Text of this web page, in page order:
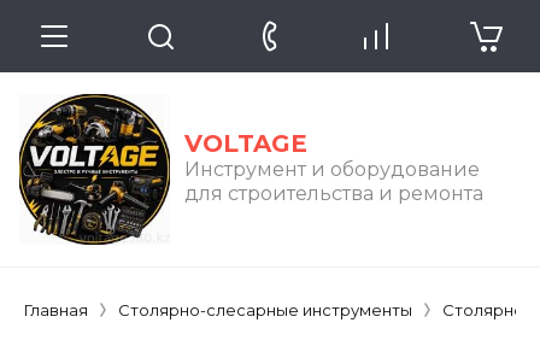
VOLTAGE
Инструмент и оборудование
для строительства и ремонта
Главная Столярно-слесарные инструменты Столярно-